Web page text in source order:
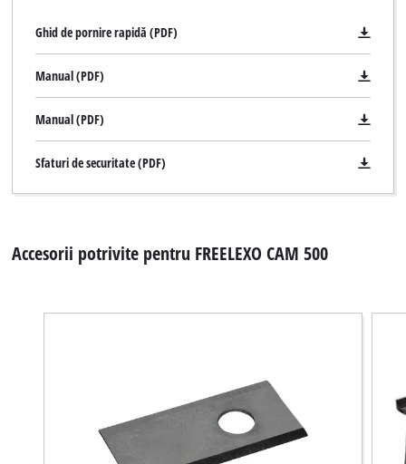
Ghid de pornire rapidă (PDF)
Manual (PDF)
Manual (PDF)
Sfaturi de securitate (PDF)
Accesorii potrivite pentru FREELEXO CAM 500